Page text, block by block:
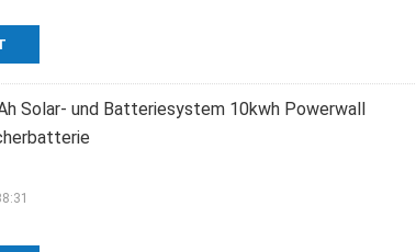
Solar- und Batteriesystem 10kwh Powerwall